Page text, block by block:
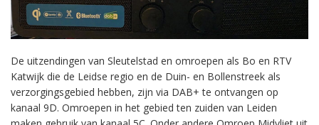
De uitzendingen van Sleutelstad en omroepen als Bo en RTV
Katwijk die de Leidse regio en de Duin- en Bollenstreek als
verzorgingsgebied hebben, zijn via DAB+ te ontvangen op
kanaal 9D. Omroepen in het gebied ten zuiden van Leiden